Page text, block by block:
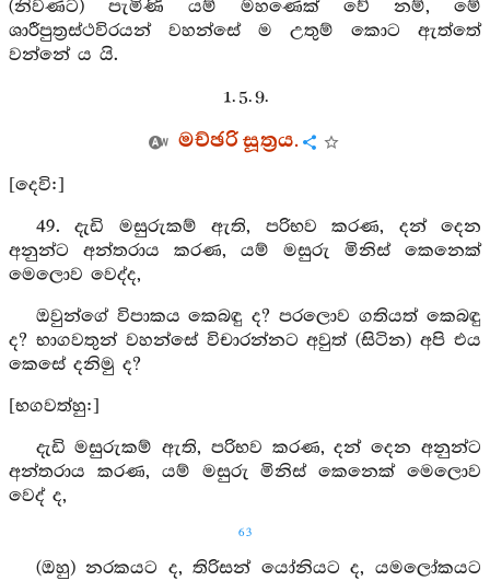
(නිවණට) පැමිණි යම් මහණෙක් වේ නම්, මේ
ශාරීපුත්‍රස්ථවිරයන් වහන්සේ ම උතුම් කොට ඇත්තේ
වන්නේ ය යි.
1. 5. 9.
මච්ඡරි සූත්‍රය.
[දෙවි:]
49. දැඩි මසුරුකම් ඇති, පරිභව කරණ, දන් දෙන
අනුන්ට අන්තරාය කරණ, යම් මසුරු මිනිස් කෙනෙක්
මෙලොව වෙද්ද,
ඔවුන්ගේ විපාකය කෙබඳු ද? පරලොව ගතියත් කෙබඳු
ද? භාගවතුන් වහන්සේ විචාරන්නට අවුත් (සිටින) අපි එය
කෙසේ දනිමු ද?
[භගවත්හු:]
දැඩි මසුරුකම් ඇති, පරිභව කරණ, දන් දෙන අනුන්ට
අන්තරාය කරණ, යම් මසුරු මිනිස් කෙනෙක් මෙලොව
වෙද් ද,
63
(ඔහු) නරකයට ද, තිරිසන් යෝනියට ද, යමලෝකයට